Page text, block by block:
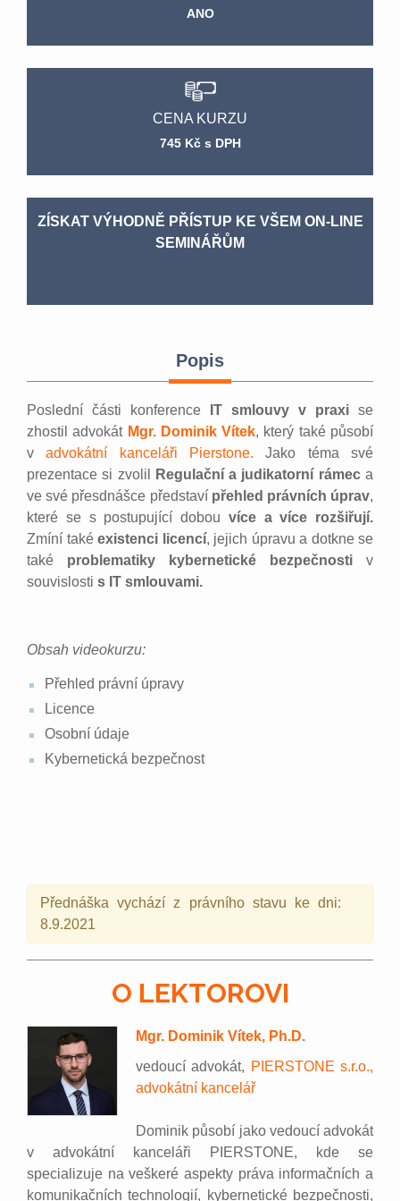
ANO
CENA KURZU
745 Kč s DPH
ZÍSKAT VÝHODNĚ PŘÍSTUP KE VŠEM ON-LINE
SEMINÁŘŮM
Popis
Poslední části konference IT smlouvy v praxi se
zhostil advokát Mgr. Dominik Vítek, který také působí
vadvokátní kanceláři Pierstone. Jako téma své
prezentace si zvolil
Regulační a judikatorní rámeca
ve své přesdnášce představí přehled právních úprav,
které se s postupující dobou více a více rozšiřují.
Zmíní také existenci licencí, jejich úpravu a dotkne se
také problematiky kybernetické bezpečnosti v
souvislosti s IT smlouvami.
Obsah videokurzu:
Přehled právní úpravy
Licence
Osobní údaje
Kybernetická bezpečnost
Přednáška vychází z právního stavu ke dni:
8.9.2021
O LEKTOROVI
Mgr. Dominik Vítek, Ph.D.
vedoucí advokát, PIERSTONE s.r.o.,
advokátní kancelář
Dominik působí jako vedoucí advokát
v advokátní kanceláři PIERSTONE, kde se
specializuje na veškeré aspekty práva informačních a
komunikačních technologií, kybernetické bezpečnosti,